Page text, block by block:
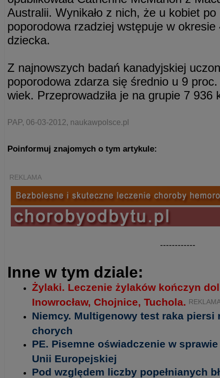
Australii. Wynikało z nich, że u kobiet
poporodowa rzadziej wstępuje w
dziecka.
Z najnowszych badań kanadyjskiej
poporodowa zdarza się średnio u 9
wiek. Przeprowadziła je na grupie 7 936
PAP, 06-03-2012, naukawpolsce.pl
Poinformuj znajomych o tym artykule:
REKLAMA
------------
Inne w tym dziale:
Żylaki. Leczenie żylaków kończyn
Inowrocław, Chojnice, Tuchola.
Niemcy. Multigenowy test raka piersi
chorych
PE. Pisemne oświadczenie w
Unii Europejskiej
Pod względem liczby popełnianych